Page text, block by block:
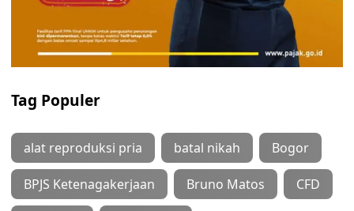
Tag Populer
alat reproduksi pria batal nikah Bogor
BPJS Ketenagakerjaan Bruno Matos CFD